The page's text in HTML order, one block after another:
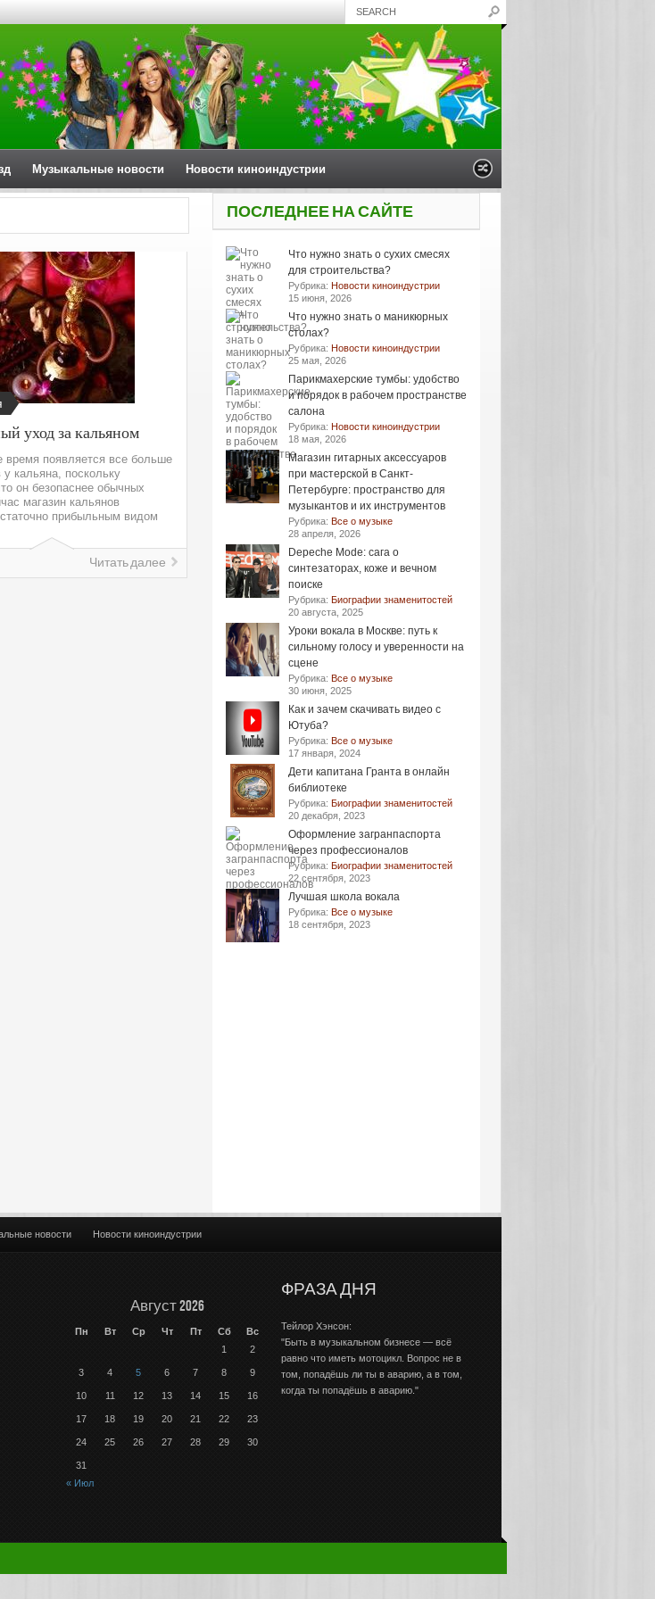
Музыкальные новости Новости киноиндустрии
уход за кальяном
время появляется все больше
у кальяна, поскольку
он безопаснее обычных
магазин кальянов
прибыльным видом
Читать далее
ПОСЛЕДНЕЕ НА САЙТЕ
Что нужно знать о сухих смесях
для строительства?
Рубрика: Новости киноиндустрии
15 июня, 2026
Что нужно знать о маникюрных
столах?
Рубрика: Новости киноиндустрии
25 мая, 2026
Парикмахерские тумбы: удобство
и порядок в рабочем пространстве
салона
Рубрика: Новости киноиндустрии
18 мая, 2026
Магазин гитарных аксессуаров
при мастерской в Санкт-
Петербурге: пространство для
музыкантов и их инструментов
Рубрика: Все о музыке
28 апреля, 2026
Depeche Mode: сага о
синтезаторах, коже и вечном
поиске
Рубрика: Биографии знаменитостей
20 августа, 2025
Уроки вокала в Москве: путь к
сильному голосу и уверенности на
сцене
Рубрика: Все о музыке
30 июня, 2025
Как и зачем скачивать видео с
Ютуба?
Рубрика: Все о музыке
17 января, 2024
Дети капитана Гранта в онлайн
библиотеке
Рубрика: Биографии знаменитостей
20 декабря, 2023
Оформление загранпаспорта
через профессионалов
Рубрика: Биографии знаменитостей
22 сентября, 2023
Лучшая школа вокала
Рубрика: Все о музыке
18 сентября, 2023
новости Новости киноиндустрии
Август 2026
Пн Вт Ср Чт Пт Сб
Вс
1
2
3 4 5 6 7 8 9
10 11 12 13 14 15 16
17 18 19 20 21 22 23
24 25 26 27 28 29 30
31
« Июл
ФРАЗА ДНЯ
Тейлор Хэнсон:
"Быть в музыкальном бизнесе — всё
равно что иметь мотоцикл. Вопрос не в
том, попадёшь ли ты в аварию, а в том,
когда ты попадёшь в аварию."